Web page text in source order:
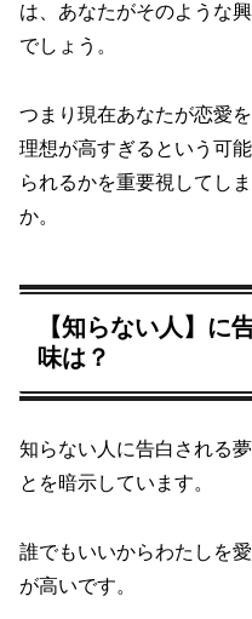
は、あなたがそのような
でしょう。
つまり現在あなたが恋愛
理想が高すぎるという可
られるかを重要視してし
か。
【知らない人】に
味は？
知らない人に告白される
とを暗示しています。
誰でもいいからわたしを
が高いです。